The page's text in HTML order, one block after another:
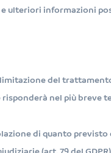
e ulteriori informazioni
del
nel più breve
di quanto previsto